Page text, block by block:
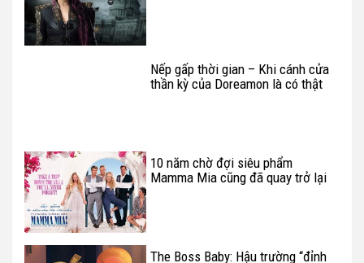
Nếp gấp thời gian – Khi cánh cửa
thần kỳ của Doreamon là có thật
10 năm chờ đợi siêu phẩm
Mamma Mia cũng đã quay trở lại
The Boss Baby: Hậu trường “đỉnh